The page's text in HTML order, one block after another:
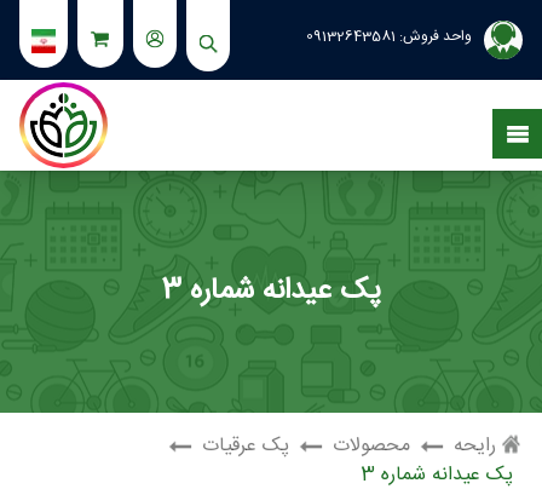
واحد فروش: 09132643581
پک عیدانه شماره 3
رایحه محصولات
پک عرقیات
پک عیدانه شماره 3